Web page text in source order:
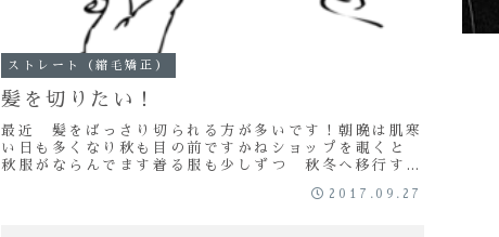
ストレート（縮毛矯正）
髪を切りたい！
最近 髪をばっさり切られる方が多いです！朝晩は肌寒
い日も多くなり秋も目の前ですかねショップを覗くと
秋服がならんでます着る服も少しずつ 秋冬へ移行する
2017.09.27